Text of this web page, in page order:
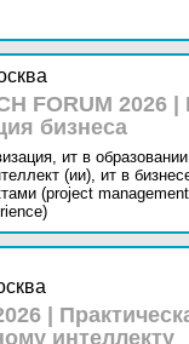
FORUM
бизнеса
ит в
(ии), ит в
(project
|
интеллекту